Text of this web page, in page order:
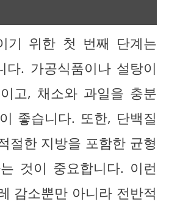
기 위한 첫 번째 단계는
다. 가공식품이나 설탕이
고, 채소와 과일을 충분
좋습니다. 또한, 단백질
절한 지방을 포함한 균형
것이 중요합니다. 이런
감소뿐만 아니라 전반적